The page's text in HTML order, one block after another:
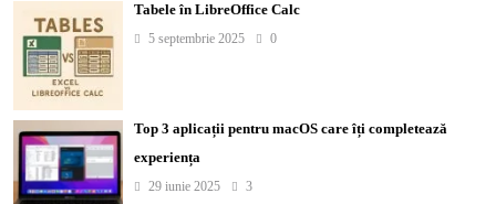
Tabele în LibreOffice Calc
5 septembrie 2025 0
Top 3 aplicații pentru macOS care îți completează
experiența
29 iunie 2025 3